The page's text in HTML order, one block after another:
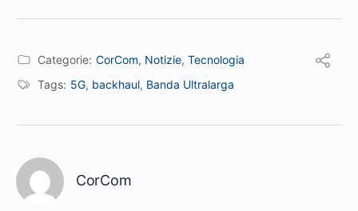
Categorie: CorCom, Notizie, Tecnologia
Tags: 5G, backhaul, Banda Ultralarga
CorCom